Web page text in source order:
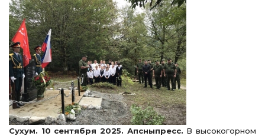
Сухум. 10 сентября 2025. Апсныпресс. В высокогорном